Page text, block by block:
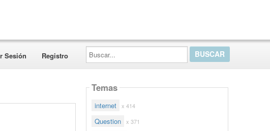
Sesión Registro
Buscar...
Temas
internet x 414
Question x 371